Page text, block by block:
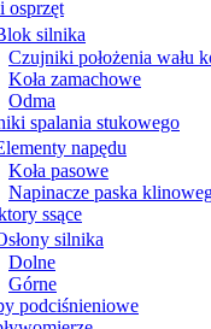
osprzęt
silnika
Czujniki położenia wału
Koła zamachowe
Odma
spalania stukowego
napędu
Koła pasowe
Napinacze paska
ssące
silnika
Dolne
Górne
podciśnieniowe